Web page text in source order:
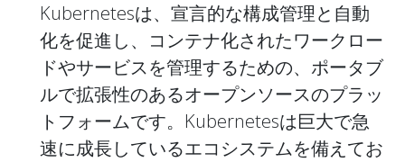
Kubernetesは、宣言的な構成管理と自動
化を促進し、コンテナ化されたワークロー
ドやサービスを管理するための、ポータブ
ルで拡張性のあるオープンソースのプラッ
トフォームです。Kubernetesは巨大で急
速に成長しているエコシステムを備えてお